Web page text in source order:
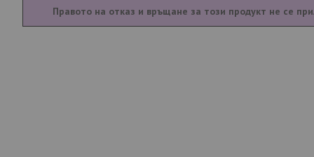
Правото на отказ и връщане за този продукт не се